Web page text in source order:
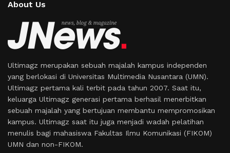
About Us
Ultimagz merupakan sebuah majalah kampus independen
yang berlokasi di Universitas Multimedia Nusantara (UMN).
Ultimagz pertama kali terbit pada tahun 2007. Saat itu,
keluarga Ultimagz generasi pertama berhasil menerbitkan
sebuah majalah yang bertujuan membantu mempromosikan
kampus. Ultimagz saat itu juga menjadi wadah pelatihan
menulis bagi mahasiswa Fakultas Ilmu Komunikasi (FIKOM)
UMN dan non-FIKOM.